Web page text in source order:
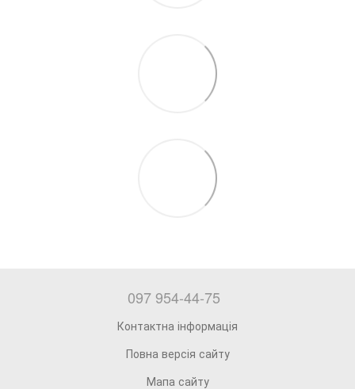
097 954-44-75
Контактна інформація
Повна версія сайту
Мапа сайту